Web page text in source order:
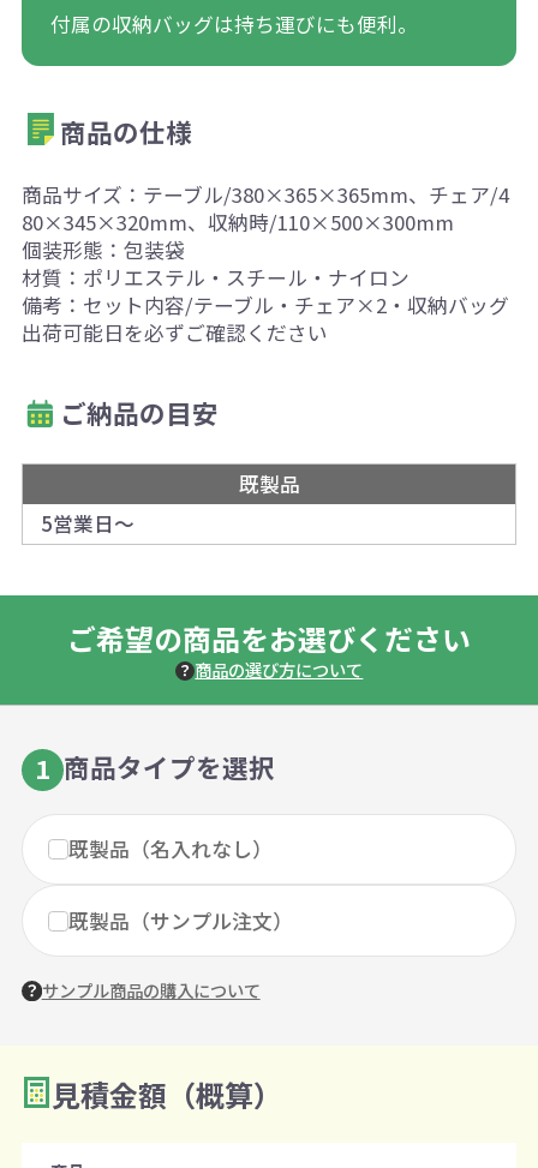
付属の収納バッグは持ち運びにも便利。
商品の仕様
商品サイズ：テーブル/380×365×365mm、チェア/4
80×345×320mm、収納時/110×500×300mm
個装形態：包装袋
材質：ポリエステル・スチール・ナイロン
備考：セット内容/テーブル・チェア×2・収納バッグ
出荷可能日を必ずご確認ください
ご納品の目安
既製品
5営業日～
ご希望の商品をお選びください
商品の選び方について
1 商品タイプを選択
既製品（名入れなし）
既製品（サンプル注文）
サンプル商品の購入について
2 数量を入力
見積金額（概算）